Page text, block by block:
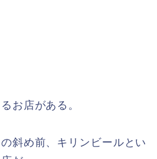
お店がある。
斜め前、キリンビールとい